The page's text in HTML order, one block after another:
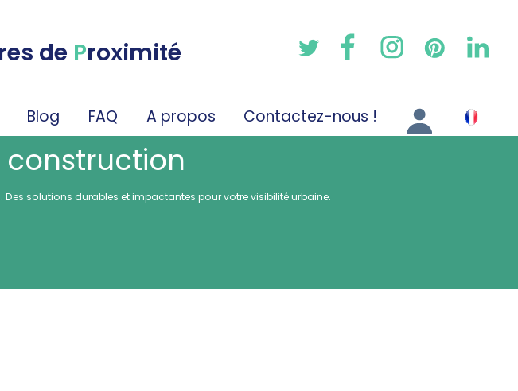
de Proximité
Blog FAQ A propos Contactez-nous !
construction
solutions durables et impactantes pour votre visibilité urbaine.